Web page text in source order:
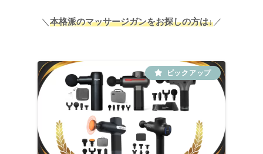
＼ 本格派のマッサージガンをお探しの方は↓／